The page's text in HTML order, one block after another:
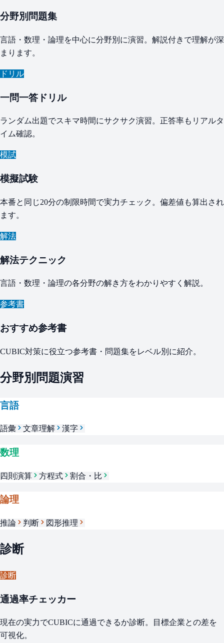
分野別問題集
言語・数理・論理を中心に分野別に演習。解説付きで理解が深
まります。
ドリル
一問一答ドリル
ランダム出題でスキマ時間にサクサク演習。正答率もリアルタ
イム確認。
模試
模擬試験
本番と同じ20分の制限時間で実力チェック。偏差値も算出され
ます。
解法
解法テクニック
言語・数理・論理の各分野の解き方をわかりやすく解説。
参考書
おすすめ参考書
CUBIC対策に役立つ参考書・問題集をレベル別に紹介。
分野別問題演習
言語
語彙 文章理解 漢字
数理
四則演算 方程式 割合・比
論理
推論 判断 図形推理
診断
診断
通過率チェッカー
現在の実力でCUBICに通過できるか診断。目標企業との差を
可視化。